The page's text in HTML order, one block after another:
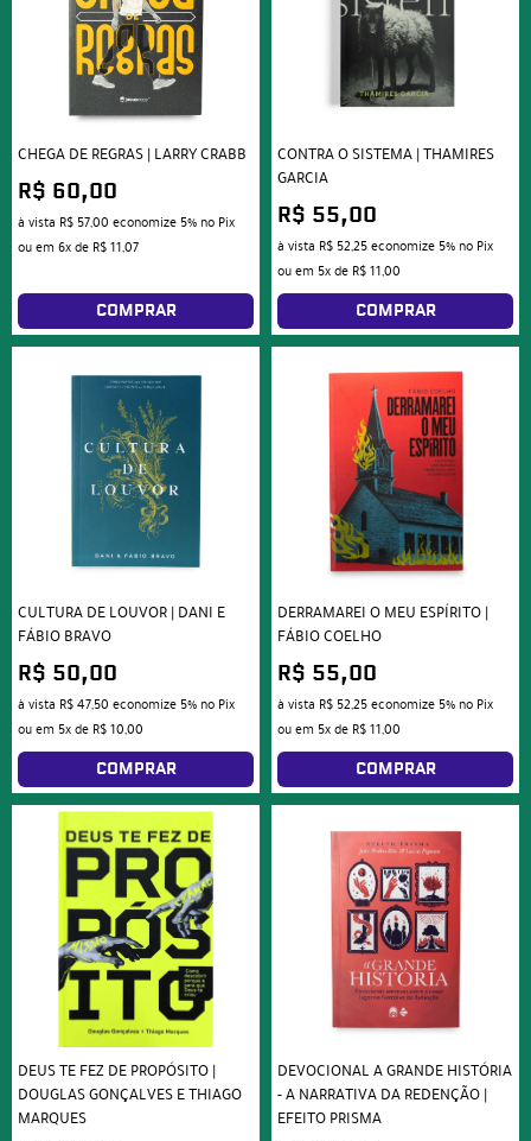
CHEGA DE REGRAS | LARRY CRABB
R$ 60,00
à vista R$ 57,00 economize 5% no Pix
ou em 6xde R$ 11,07
COMPRAR
CONTRA O SISTEMA | THAMIRES
GARCIA
R$ 55,00
à vista R$ 52,25economize 5% no Pix
ou em 5xde R$ 11,00
COMPRAR
CULTURA DE LOUVOR | DANI E
FÁBIO BRAVO
R$ 50,00
à vista R$ 47,50 economize 5% no Pix
ou em 5xde R$ 10,00
COMPRAR
DERRAMAREI O MEU ESPÍRITO |
FÁBIO COELHO
R$ 55,00
à vista R$ 52,25economize 5% no Pix
ou em 5xde R$ 11,00
COMPRAR
DEUS TE FEZ DE PROPÓSITO |
DOUGLAS GONÇALVES E THIAGO
MARQUES
DEVOCIONAL A GRANDE HISTÓRIA
- A NARRATIVA DA REDENÇÃO |
EFEITO PRISMA